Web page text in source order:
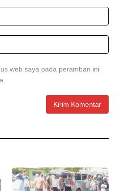
web saya pada peramban ini